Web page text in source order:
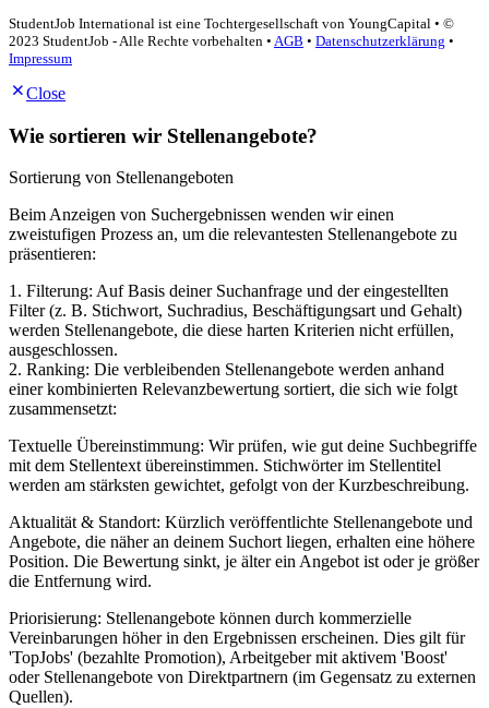
StudentJob International ist eine Tochtergesellschaft von YoungCapital • ©
2023 StudentJob - Alle Rechte vorbehalten • AGB • Datenschutzerklärung •
Impressum
Close
Wie sortieren wir Stellenangebote?
Sortierung von Stellenangeboten
Beim Anzeigen von Suchergebnissen wenden wir einen
zweistufigen Prozess an, um die relevantesten Stellenangebote zu
präsentieren:
1. Filterung: Auf Basis deiner Suchanfrage und der eingestellten
Filter (z. B. Stichwort, Suchradius, Beschäftigungsart und Gehalt)
werden Stellenangebote, die diese harten Kriterien nicht erfüllen,
ausgeschlossen.
2. Ranking: Die verbleibenden Stellenangebote werden anhand
einer kombinierten Relevanzbewertung sortiert, die sich wie folgt
zusammensetzt:
Textuelle Übereinstimmung: Wir prüfen, wie gut deine Suchbegriffe
mit dem Stellentext übereinstimmen. Stichwörter im Stellentitel
werden am stärksten gewichtet, gefolgt von der Kurzbeschreibung.
Aktualität & Standort: Kürzlich veröffentlichte Stellenangebote und
Angebote, die näher an deinem Suchort liegen, erhalten eine höhere
Position. Die Bewertung sinkt, je älter ein Angebot ist oder je größer
die Entfernung wird.
Priorisierung: Stellenangebote können durch kommerzielle
Vereinbarungen höher in den Ergebnissen erscheinen. Dies gilt für
'TopJobs' (bezahlte Promotion), Arbeitgeber mit aktivem 'Boost'
oder Stellenangebote von Direktpartnern (im Gegensatz zu externen
Quellen).